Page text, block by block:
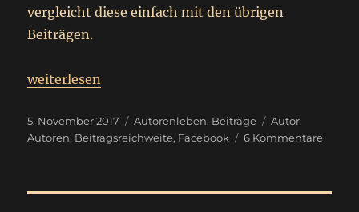
vergleicht diese einfach mit den übrigen
Beiträgen.
„Beitragsreichweite bei Facebook
weiterlesen
Veröffentlicht
am
5. November 2017 Kategorien
Autorenleben, Beiträge Schlagwörter
Autor,
Autoren, Beitragsreichweite, Facebook 6 Kommentarezu